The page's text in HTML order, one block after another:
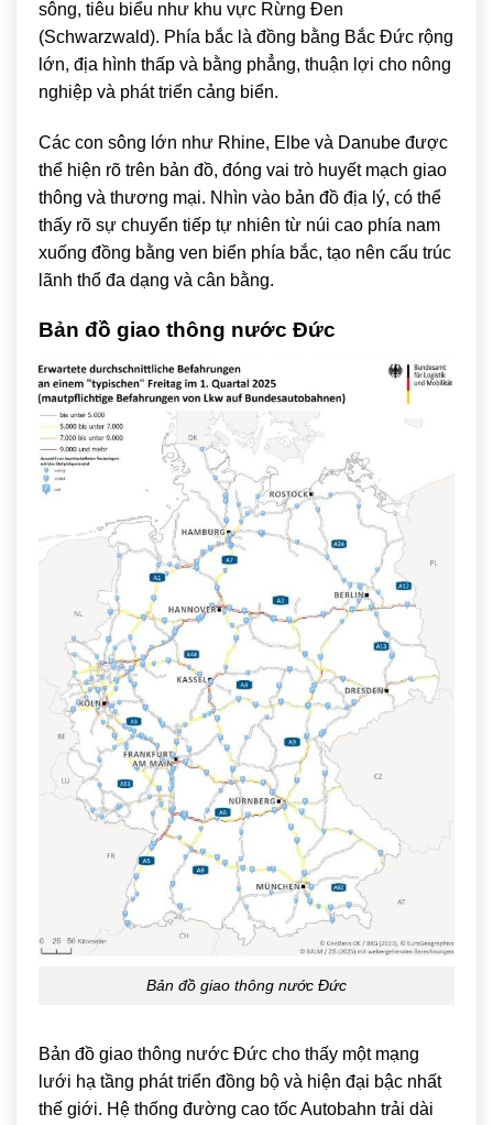
sông, tiêu biểu như khu vực Rừng Đen
(Schwarzwald). Phía bắc là đồng bằng Bắc Đức rộng
lớn, địa hình thấp và bằng phẳng, thuận lợi cho nông
nghiệp và phát triển cảng biển.
Các con sông lớn như Rhine, Elbe và Danube được
thể hiện rõ trên bản đồ, đóng vai trò huyết mạch giao
thông và thương mại. Nhìn vào bản đồ địa lý, có thể
thấy rõ sự chuyển tiếp tự nhiên từ núi cao phía nam
xuống đồng bằng ven biển phía bắc, tạo nên cấu trúc
lãnh thổ đa dạng và cân bằng.
Bản đồ giao thông nước Đức
Bản đồ giao thông nước Đức
Bản đồ giao thông nước Đức cho thấy một mạng
lưới hạ tầng phát triển đồng bộ và hiện đại bậc nhất
thế giới. Hệ thống đường cao tốc Autobahn trải dài